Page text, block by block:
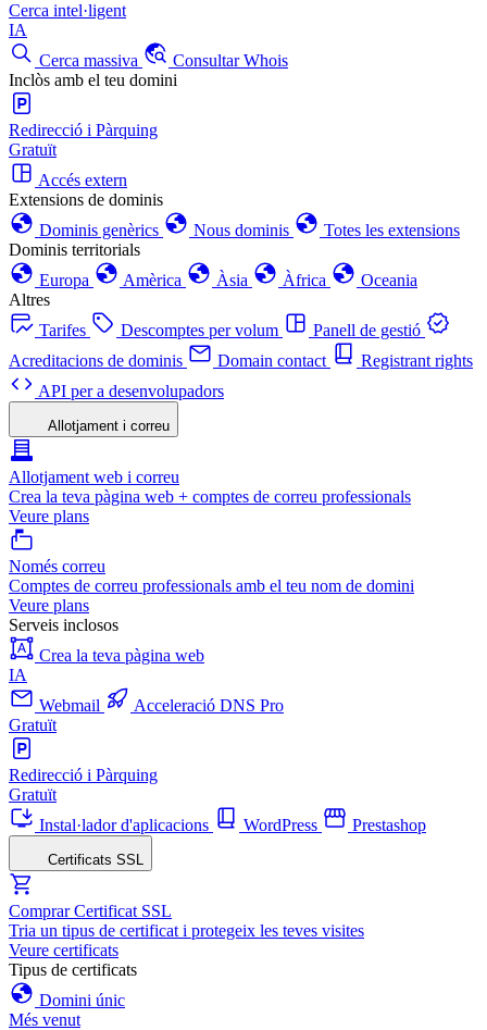
Cerca intel·ligent
IA
Cerca massiva
Consultar Whois
Inclòs amb el teu domini
Redirecció i Pàrquing
Gratuït
Accés extern
Extensions de dominis
Dominis genèrics
Nous dominis
Totes les extensions
Dominis territorials
Europa
Amèrica Àsia Àfrica
Oceania
Altres
Tarifes
Descomptes per volum
Panell de gestió
Acreditacions de dominis
Domain contact
Registrant rights
API per a desenvolupadors
Allotjament i correu
Allotjament web i correu
Crea la teva pàgina web + comptes de correu professionals
Veure plans
Només correu
Comptes de correu professionals amb el teu nom de domini
Veure plans
Serveis inclosos
Crea la teva pàgina web
IA
Webmail
Acceleració DNS Pro
Gratuït
Redirecció i Pàrquing
Gratuït
Instal·lador d'aplicacions
WordPress Prestashop
Certificats SSL
Comprar Certificat SSL
Tria un tipus de certificat i protegeix les teves visites
Veure certificats
Tipus de certificats
Domini únic
Més venut